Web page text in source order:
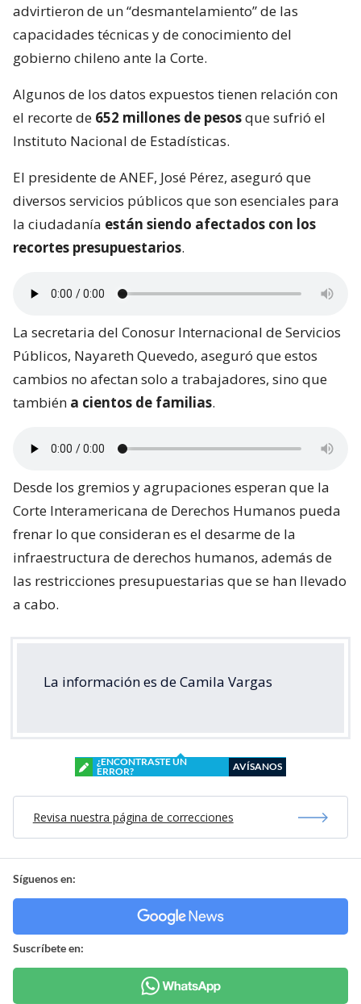
advirtieron de un “desmantelamiento” de las
capacidades técnicas y de conocimiento del
gobierno chileno ante la Corte.
Algunos de los datos expuestos tienen relación con
el recorte de 652 millones de pesosque sufrió el
Instituto Nacional de Estadísticas.
El presidente de ANEF, José Pérez, aseguró que
diversos servicios públicos que son esenciales para
la ciudadanía están siendo afectados con los
recortes presupuestarios.
La secretaria del Conosur Internacional de Servicios
Públicos, Nayareth Quevedo, aseguró que estos
cambios no afectan solo a trabajadores, sino que
también a cientos de familias.
Desde los gremios y agrupaciones esperan que la
Corte Interamericana de Derechos Humanos pueda
frenar lo que consideran es el desarme de la
infraestructura de derechos humanos, además de
las restricciones presupuestarias que se han llevado
a cabo.
La información es de Camila Vargas
¿ENCONTRASTE UN
ERROR?
AVÍSANOS
Revisa nuestra página de correcciones
Síguenos en:
Suscríbete en: